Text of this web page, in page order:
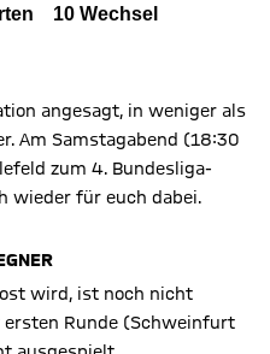
10 Wechsel
angesagt, in weniger als
Am Samstagabend (18:30
zum 4. Bundesliga-
wieder für euch dabei.
wird, ist noch nicht
ersten Runde (Schweinfurt